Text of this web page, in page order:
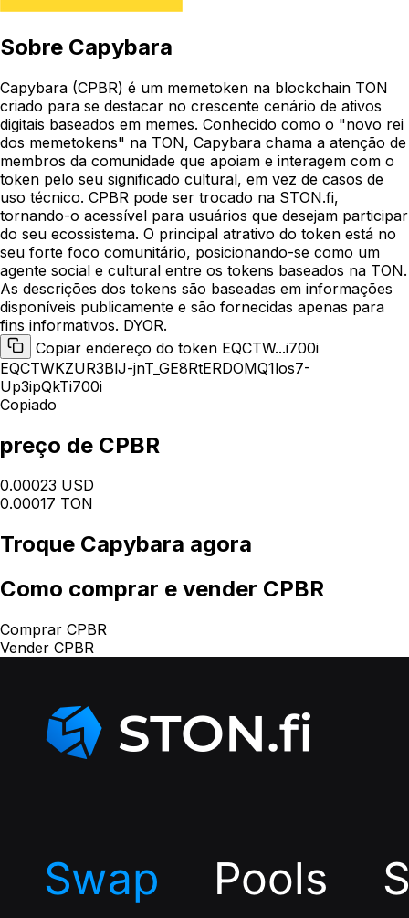
Sobre Capybara
Capybara (CPBR) é um memetoken na blockchain TON
criado para se destacar no crescente cenário de ativos
digitais baseados em memes. Conhecido como o "novo rei
dos memetokens" na TON, Capybara chama a atenção de
membros da comunidade que apoiam e interagem com o
token pelo seu significado cultural, em vez de casos de
uso técnico. CPBR pode ser trocado na STON.fi,
tornando-o acessível para usuários que desejam participar
do seu ecossistema. O principal atrativo do token está no
seu forte foco comunitário, posicionando-se como um
agente social e cultural entre os tokens baseados na TON.
As descrições dos tokens são baseadas em informações
disponíveis publicamente e são fornecidas apenas para
fins informativos. DYOR.
Copiar endereço do token EQCTW...i700i
EQCTWKZUR3BlJ-jnT_GE8RtERDOMQ1los7-
Up3ipQkTi700i
Copiado
preço de CPBR
0.00023 USD
0.00017 TON
Troque Capybara agora
Como comprar e vender CPBR
Comprar CPBR
Vender CPBR